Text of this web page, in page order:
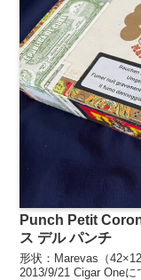
Punch Petit
ス デル パンチ
形状：Marevas（
2013/9/21 Cigar One